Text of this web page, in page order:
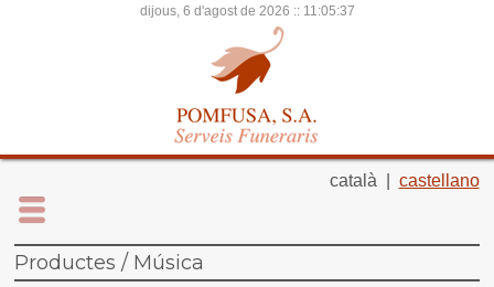
dijous, 6 d'agost de 2026 :: 11:05:37
català | castellano
Productes / Música